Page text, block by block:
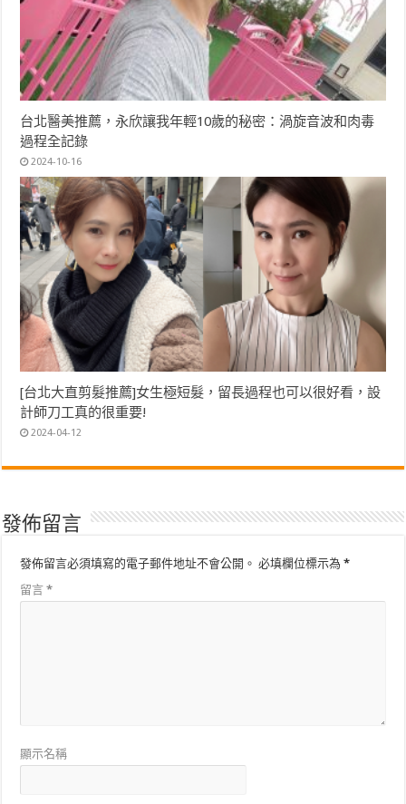
台北醫美推薦，永欣讓我年輕10歲的秘密：渦旋音波和肉毒
過程全記錄
2024-10-16
[台北大直剪髮推薦]女生極短髮，留長過程也可以很好看，設
計師刀工真的很重要!
2024-04-12
發佈留言
發佈留言必須填寫的電子郵件地址不會公開。 必填欄位標示為*
留言*
顯示名稱